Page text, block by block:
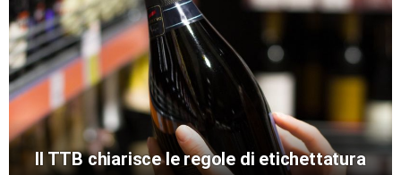
Il TTB chiarisce le regole di etichettatura